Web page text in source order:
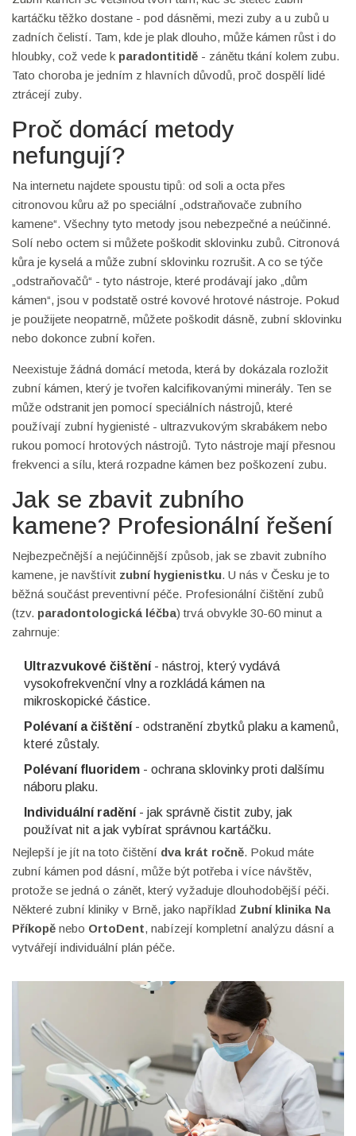
kartáčku těžko dostane - pod dásněmi, mezi zuby a u zubů u
zadních čelistí. Tam, kde je plak dlouho, může kámen růst i do
hloubky, což vede k paradontitidě - zánětu tkání kolem zubu.
Tato choroba je jedním z hlavních důvodů, proč dospělí lidé
ztrácejí zuby.
Proč domácí metody
nefungují?
Na internetu najdete spoustu tipů: od soli a octa přes
citronovou kůru až po speciální „odstraňovače zubního
kamene“. Všechny tyto metody jsou nebezpečné a neúčinné.
Solí nebo octem si můžete poškodit sklovinku zubů. Citronová
kůra je kyselá a může zubní sklovinku rozrušit. A co se týče
„odstraňovačů“ - tyto nástroje, které prodávají jako „dům
kámen“, jsou v podstatě ostré kovové hrotové nástroje. Pokud
je použijete neopatrně, můžete poškodit dásně, zubní sklovinku
nebo dokonce zubní kořen.
Neexistuje žádná domácí metoda, která by dokázala rozložit
zubní kámen, který je tvořen kalcifikovanými minerály. Ten se
může odstranit jen pomocí speciálních nástrojů, které
používají zubní hygienisté - ultrazvukovým skrabákem nebo
rukou pomocí hrotových nástrojů. Tyto nástroje mají přesnou
frekvenci a sílu, která rozpadne kámen bez poškození zubu.
Jak se zbavit zubního
kamene? Profesionální řešení
Nejbezpečnější a nejúčinnější způsob, jak se zbavit zubního
kamene, je navštívit zubní hygienistku. U nás v Česku je to
běžná součást preventivní péče. Profesionální čištění zubů
(tzv. paradontologická léčba) trvá obvykle 30-60 minut a
zahrnuje:
Ultrazvukové čištění- nástroj, který vydává
vysokofrekvenční vlny a rozkládá kámen na
mikroskopické částice.
Polévaní a čištění- odstranění zbytků plaku a kamenů,
které zůstaly.
Polévaní fluoridem - ochrana sklovinky proti dalšímu
náboru plaku.
Individuální radění- jak správně čistit zuby, jak
používat nit a jak vybírat správnou kartáčku.
Nejlepší je jít na toto čištění dva krát ročně. Pokud máte
zubní kámen pod dásní, může být potřeba i více návštěv,
protože se jedná o zánět, který vyžaduje dlouhodobější péči.
Některé zubní kliniky v Brně, jako například Zubní klinika Na
Příkopě nebo OrtoDent, nabízejí kompletní analýzu dásní a
vytvářejí individuální plán péče.